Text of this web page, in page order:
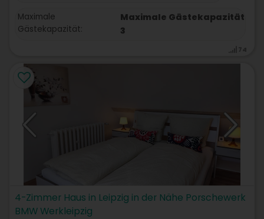
Maximale
Gästekapazität:
Maximale Gästekapazität
3
4-Zimmer Haus in Leipzig in der Nähe Porschewerk
BMW Werkleipzig